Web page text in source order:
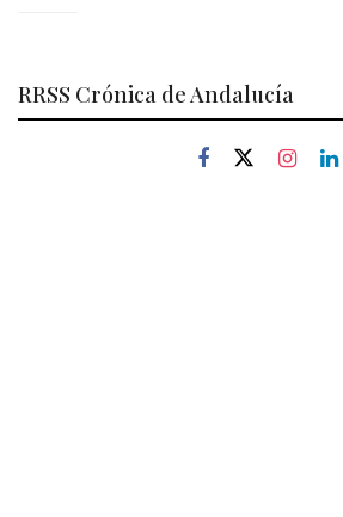
RRSS Crónica de Andalucía